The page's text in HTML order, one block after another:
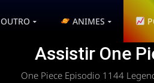
OUTRO ANIMES
Assistir One
One Piece Episodio 1144